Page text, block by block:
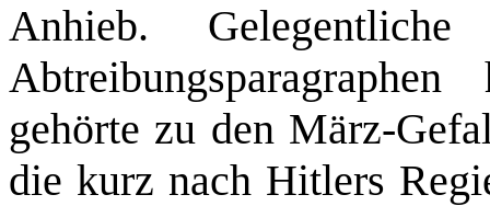
Anhieb.
gehörte zu den
die kurz nach Hitlers